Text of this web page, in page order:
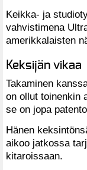
Keikka- ja
vahvistimena
amerikkalaisten
Keksijän vikaa
Takaminen
on ollut toinenkin
se on jopa
Hänen
aikoo jatkossa
kitaroissaan.